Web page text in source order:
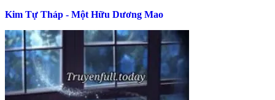
Kim Tự Tháp - Một Hữu Dương Mao